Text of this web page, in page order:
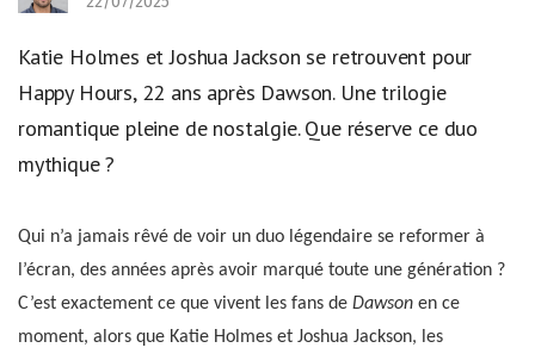
Katie Holmes et Joshua Jackson se retrouvent pour
Happy Hours, 22 ans après Dawson. Une trilogie
romantique pleine de nostalgie. Que réserve ce duo
mythique ?
Qui n’a jamais rêvé de voir un duo légendaire se reformer à
l’écran, des années après avoir marqué toute une génération ?
C’est exactement ce que vivent les fans de Dawson en ce
moment, alors que Katie Holmes et Joshua Jackson, les